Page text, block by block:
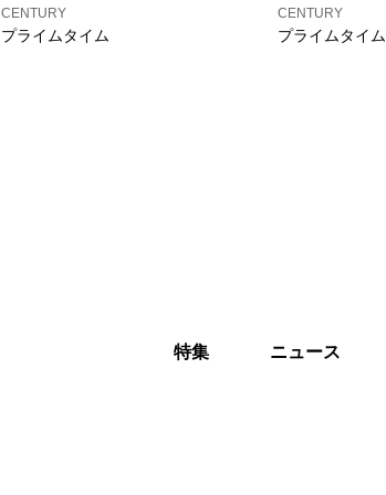
CENTURY
プライムタイム
CENTURY
プライムタイム
特集 ニュース